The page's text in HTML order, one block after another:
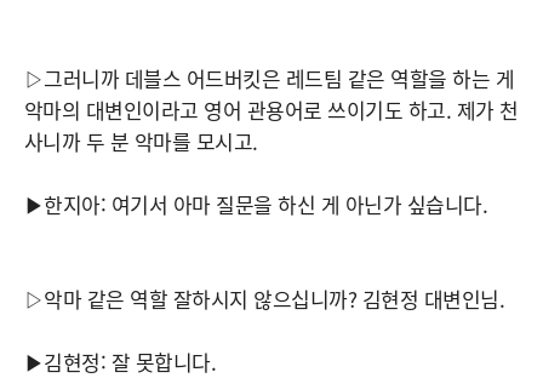
▷그러니까 데블스 어드버킷은 레드팀 같은 역할을 하는 게
악마의 대변인이라고 영어 관용어로 쓰이기도 하고. 제가 천
사니까 두 분 악마를 모시고.
▶한지아: 여기서 아마 질문을 하신 게 아닌가 싶습니다.
▷악마 같은 역할 잘하시지 않으십니까? 김현정 대변인님.
▶김현정: 잘 못합니다.